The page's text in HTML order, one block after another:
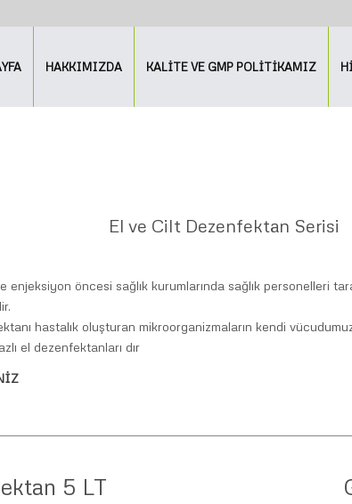
HAKKIMIZDA KALİTE VE GMP POLİTİKAMIZ
El ve Cilt Dezenfektan Serisi
öncesi sağlık kurumlarında sağlık personelleri
hastalık oluşturan mikroorganizmaların kendi
el dezenfektanları dır
5 LT